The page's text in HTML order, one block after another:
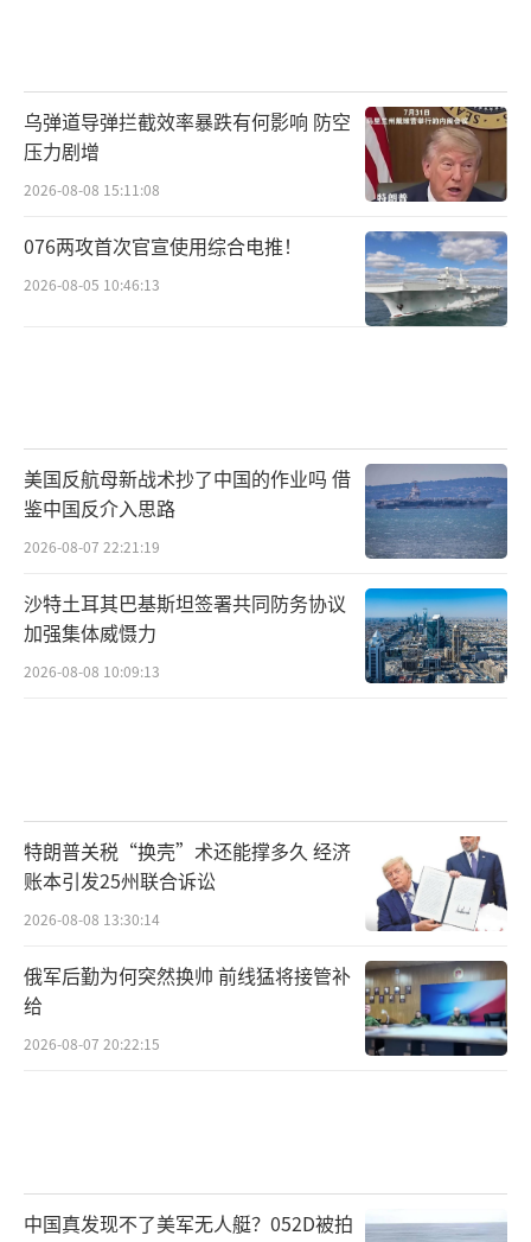
乌弹道导弹拦截效率暴跌有何影响 防空
压力剧增
2026-08-08 15:11:08
076两攻首次官宣使用综合电推！
2026-08-05 10:46:13
美国反航母新战术抄了中国的作业吗 借
鉴中国反介入思路
2026-08-07 22:21:19
沙特土耳其巴基斯坦签署共同防务协议
加强集体威慑力
2026-08-08 10:09:13
特朗普关税“换壳”术还能撑多久 经济
账本引发25州联合诉讼
2026-08-08 13:30:14
俄军后勤为何突然换帅 前线猛将接管补
给
2026-08-07 20:22:15
中国真发现不了美军无人艇？052D被拍